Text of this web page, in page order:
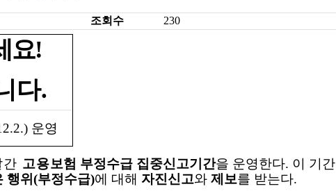
조회수 230
요!
다.
운영
간 고용보험 부정수급 집중신고기간을 운영한다. 이 기간
행위(부정수급)에 대해 자진신고와제보를 받는다.